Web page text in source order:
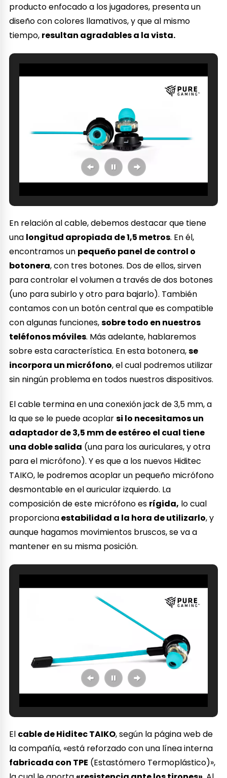
producto enfocado a los jugadores, presenta un
diseño con colores llamativos, y que al mismo
tiempo, resultan agradables a la vista.
En relación al cable, debemos destacar que tiene
una longitud apropiada de 1,5 metros. En él,
encontramos un pequeño panel de control o
botonera, con tres botones. Dos de ellos, sirven
para controlar el volumen a través de dos botones
(uno para subirlo y otro para bajarlo). También
contamos con un botón central que es compatible
con algunas funciones,sobre todo en nuestros
teléfonos móviles. Más adelante, hablaremos
sobre esta característica. En esta botonera,se
incorpora un micrófono, el cual podremos utilizar
sin ningún problema en todos nuestros dispositivos.
El cable termina en una conexión jack de 3,5 mm, a
la que se le puede acoplarsi lo necesitamos un
adaptador de 3,5 mm de estéreo el cual tiene
una doble salida (una para los auriculares, y otra
para el micrófono). Y es que a los nuevos Hiditec
TAIKO, le podremos acoplar un pequeño micrófono
desmontable en el auricular izquierdo. La
composición de este micrófono es rígida, lo cual
proporcionaestabilidad a la hora de utilizarlo, y
aunque hagamos movimientos bruscos, se va a
mantener en su misma posición.
El cable de Hiditec TAIKO, según la página web de
la compañía, «está reforzado con una línea interna
fabricada con TPE (Estastómero Termoplástico)»,